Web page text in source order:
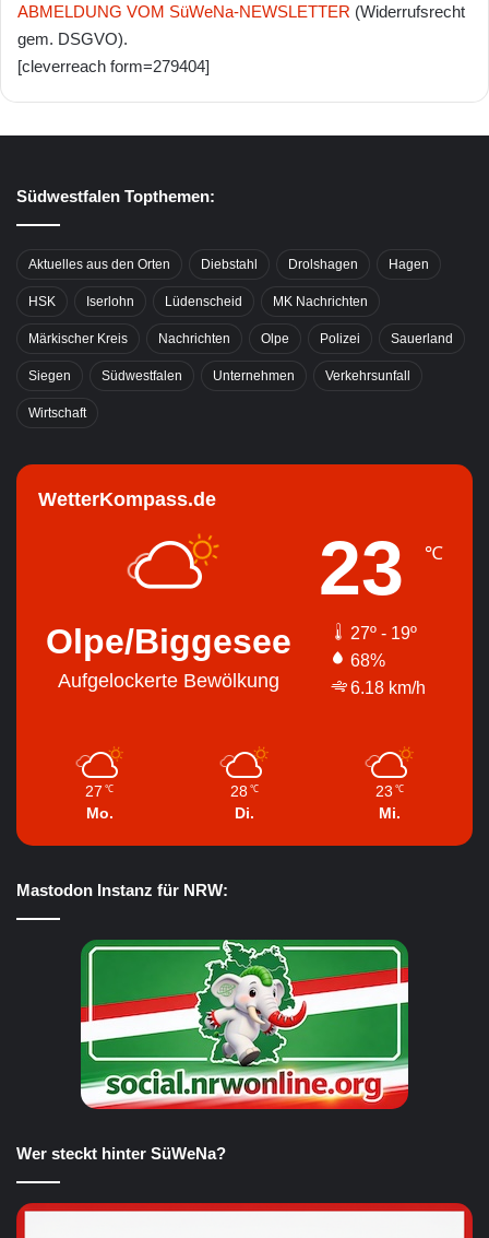
ABMELDUNG VOM SüWeNa-NEWSLETTER (Widerrufsrecht
gem. DSGVO).
[cleverreach form=279404]
Südwestfalen Topthemen:
Aktuelles aus den Orten Diebstahl Drolshagen Hagen
HSK Iserlohn Lüdenscheid MK Nachrichten
Märkischer Kreis Nachrichten Olpe Polizei Sauerland
Siegen Südwestfalen Unternehmen Verkehrsunfall
Wirtschaft
WetterKompass.de
Olpe/Biggesee
Aufgelockerte Bewölkung
23 ℃
27º - 19º
68%
6.18 km/h
27 ℃
Mo.
28 ℃
Di.
23 ℃
Mi.
Mastodon Instanz für NRW:
Wer steckt hinter SüWeNa?